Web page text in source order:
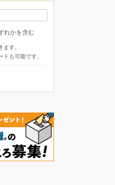
れかを含む
す。
も可能です。